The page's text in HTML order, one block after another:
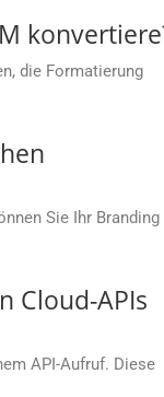
die Formatierung
Sie Ihr Branding
Cloud-APIs
API-Aufruf. Diese